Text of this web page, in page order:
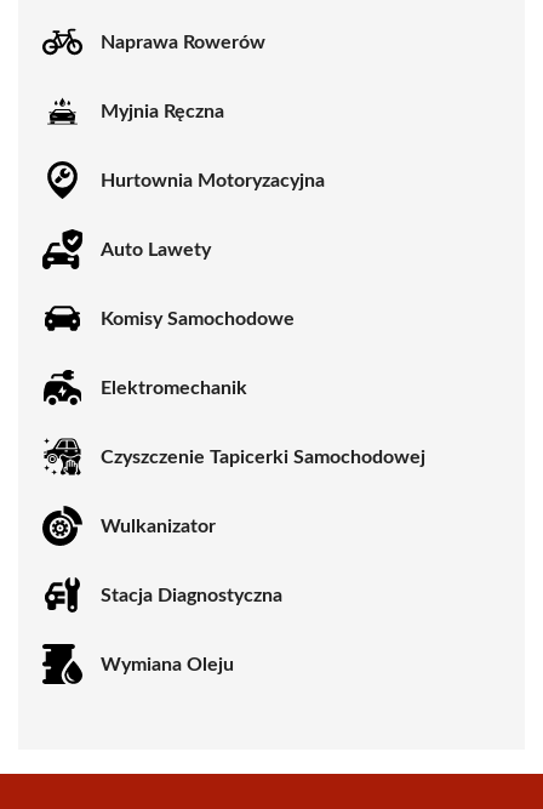
Naprawa Rowerów
Myjnia Ręczna
Hurtownia Motoryzacyjna
Auto Lawety
Komisy Samochodowe
Elektromechanik
Czyszczenie Tapicerki Samochodowej
Wulkanizator
Stacja Diagnostyczna
Wymiana Oleju